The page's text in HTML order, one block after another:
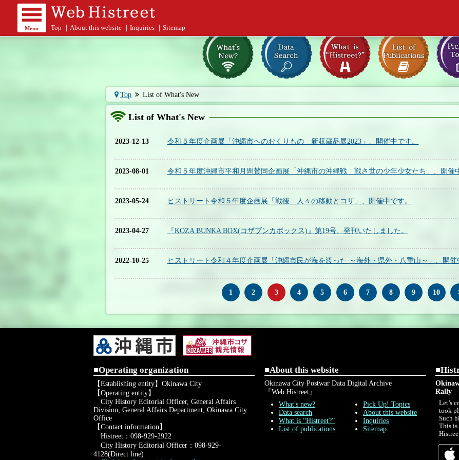
Menu Top About this website Inquiries Sitemap
Top List of What's New
List of What's New
2023-12-13 令和５年度企画展「沖縄市へのおくりもの 新収蔵品展2023」、開催中です。
2023-08-01 令和５年度沖縄市平和月間賛同企画展「沖縄市の沖縄戦 戦さ世の少年少女たち」、開催
2023-05-24 ヒストリート令和５年度企画展「戦後 人々の移動とコザ」、開催中です。
2023-04-27 『KOZA BUNKA BOX(コザブンカボックス)』第19号、発刊いたしました。
2022-10-25 ヒストリート令和４年度企画展「沖縄市民が海を渡った ～海外・県外・八重山～」、開催
1 2 3 4 5 6 7 8 9 10
■Operating organization
【Establishing entity】Okinawa City
【Operating entity】
City History Editorial Officer, General Affairs
Division, General Affairs Department, Okinawa City
Office
【Contact information】
Histreet：098-929-2922
City History Editorial Officer：098-929-
4128(Direct line)
■About this website
Okinawa City Postwar Data Digital Archive
『Web Histreet』
What's new?
Data search
What is “Histreet?”
List of publications
Pick Up! Topics
About this website
Inquiries
Sitemap
Rally
Let’s
took
Such
This is